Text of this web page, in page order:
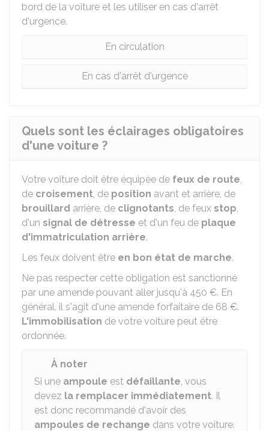
bord de la voiture et les utiliser en cas d'arrêt
d'urgence.
En circulation
En cas d'arrêt d'urgence
Quels sont les éclairages obligatoires
d'une voiture ?
Votre voiture doit être équipée de feux de route,
de croisement, de position avant et arrière, de
brouillard arrière, de clignotants, de feux stop,
d'un signal de détresse et d'un feu de plaque
d'immatriculation arrière.
Les feux doivent être en bon état de marche.
Ne pas respecter cette obligation est sanctionné
par une amende pouvant aller jusqu'à 450 €. En
général, il s'agit d'une amende forfaitaire de 68 €.
L'immobilisation de votre voiture peut être
ordonnée.
À noter
Si une ampoule est défaillante, vous
devez la remplacer immédiatement. Il
est donc recommandé d'avoir des
ampoules de rechange dans votre voiture.